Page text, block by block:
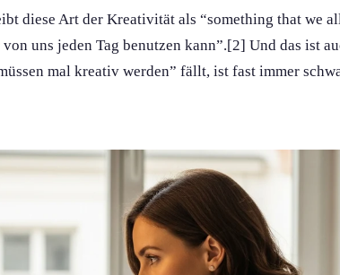
diese Art der Kreativität als “something that we
uns jeden Tag benutzen kann”.[2] Und das ist
mal kreativ werden” fällt, ist fast immer